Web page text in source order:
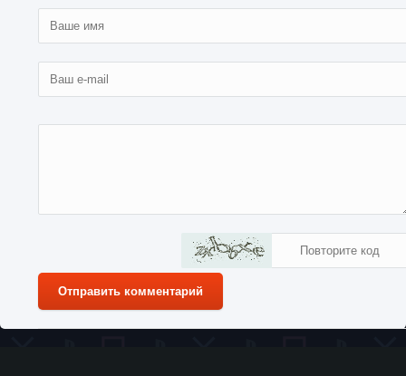
Отправить комментарий